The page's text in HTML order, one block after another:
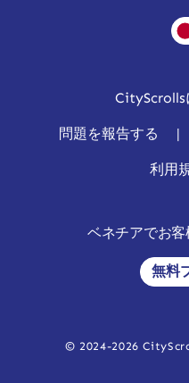
CityScrolls
問題を報告する |
利用
ベネチアでお
無料
© 2024-2026